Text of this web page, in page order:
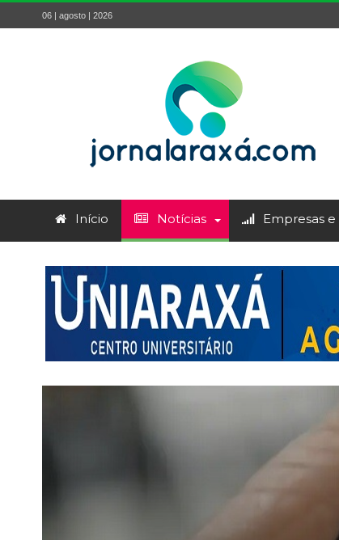
06 | agosto | 2026
Início Notícias Empresas